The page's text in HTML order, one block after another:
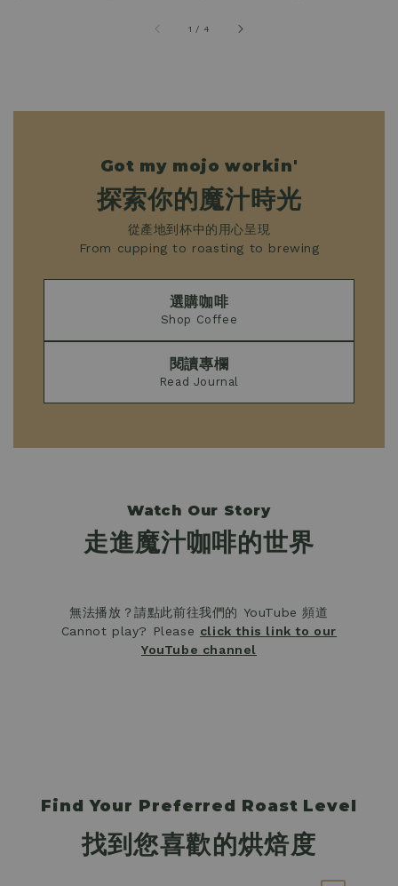
1 / 4
Got my mojo workin'
探索你的魔汁時光
從產地到杯中的用心呈現
From cupping to roasting to brewing
選購咖啡
Shop Coffee
閱讀專欄
Read Journal
Watch Our Story
走進魔汁咖啡的世界
無法播放？請點此前往我們的 YouTube 頻道
Cannot play? Please click this link to our
YouTube channel
Find Your Preferred Roast Level
找到您喜歡的烘焙度